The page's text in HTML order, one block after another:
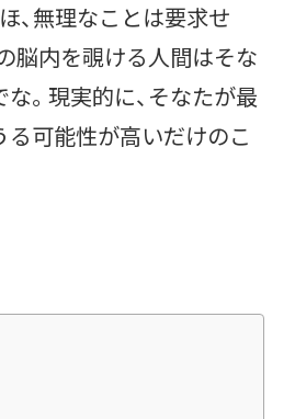
、無理なことは要求せ
脳内を覗ける人間はそな
。現実的に、そなたが最
る可能性が高いだけのこ